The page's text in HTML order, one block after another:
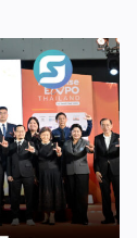
งเสริมสนับสนุน
มพัฒนาธุรกิจ
ธานเปิดงาน
อสเอ็มอี เอ็กซ์
Expo)” ซึ่ง
ริษัท พีเอ็มจี
กอบการและ
นไชส์ […]